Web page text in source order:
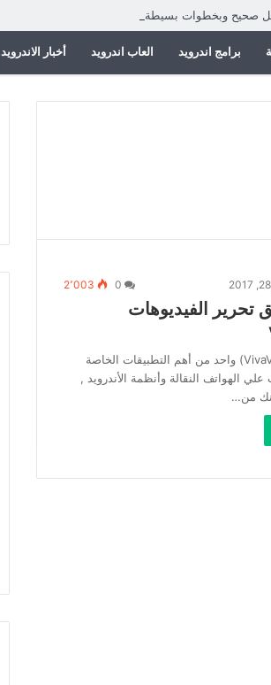
صحيح وبخطوات بسيطة
برامج اندرويد العاب اندرويد أخبار الاندرويد
2٬003
تحرير الفيديوهات
يعد تطبيق (VivaVideo) واحد من أهم التطبيقات الخاصة
علي الهواتف النقالة وأنظمة الأندرويد ,
من…